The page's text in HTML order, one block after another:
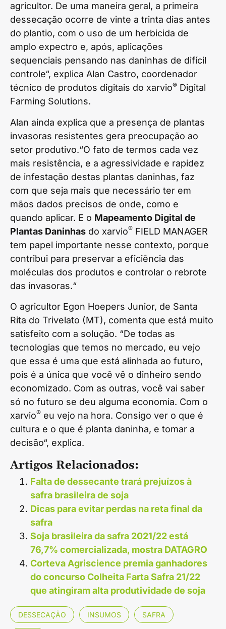
agricultor. De uma maneira geral, a primeira
dessecação ocorre de vinte a trinta dias antes
do plantio, com o uso de um herbicida de
amplo expectro e, após, aplicações
sequenciais pensando nas daninhas de difícil
controle“, explica Alan Castro, coordenador
técnico de produtos digitais do xarvio® Digital
Farming Solutions.
Alan ainda explica que a presença de plantas
invasoras resistentes gera preocupação ao
setor produtivo.“O fato de termos cada vez
mais resistência, e a agressividade e rapidez
de infestação destas plantas daninhas, faz
com que seja mais que necessário ter em
mãos dados precisos de onde, como e
quando aplicar. E o Mapeamento Digital de
Plantas Daninhas do xarvio® FIELD MANAGER
tem papel importante nesse contexto, porque
contribui para preservar a eficiência das
moléculas dos produtos e controlar o rebrote
das invasoras.“
O agricultor Egon Hoepers Junior, de Santa
Rita do Trivelato (MT), comenta que está muito
satisfeito com a solução. “De todas as
tecnologias que temos no mercado, eu vejo
que essa é uma que está alinhada ao futuro,
pois é a única que você vê o dinheiro sendo
economizado. Com as outras, você vai saber
só no futuro se deu alguma economia. Com o
xarvio® eu vejo na hora. Consigo ver o que é
cultura e o que é planta daninha, e tomar a
decisão“, explica.
Artigos Relacionados:
Falta de dessecante trará prejuízos à
safra brasileira de soja
Dicas para evitar perdas na reta final da
safra
Soja brasileira da safra 2021/22 está
76,7% comercializada, mostra DATAGRO
Corteva Agriscience premia ganhadores
do concurso Colheita Farta Safra 21/22
que atingiram alta produtividade de soja
DESSECAÇÃO INSUMOS SAFRA